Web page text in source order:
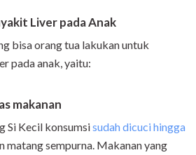
Liver pada Anak
bisa orang tua lakukan untuk
pada anak, yaitu:
makanan
Si Kecil konsumsisudah dicuci hingga
matang sempurna. Makanan yang